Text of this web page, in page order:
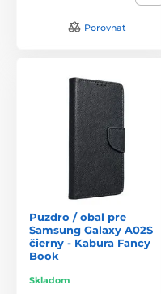
Porovnať
Puzdro / obal pre
Samsung Galaxy A02S
čierny - Kabura Fancy
Book
Skladom